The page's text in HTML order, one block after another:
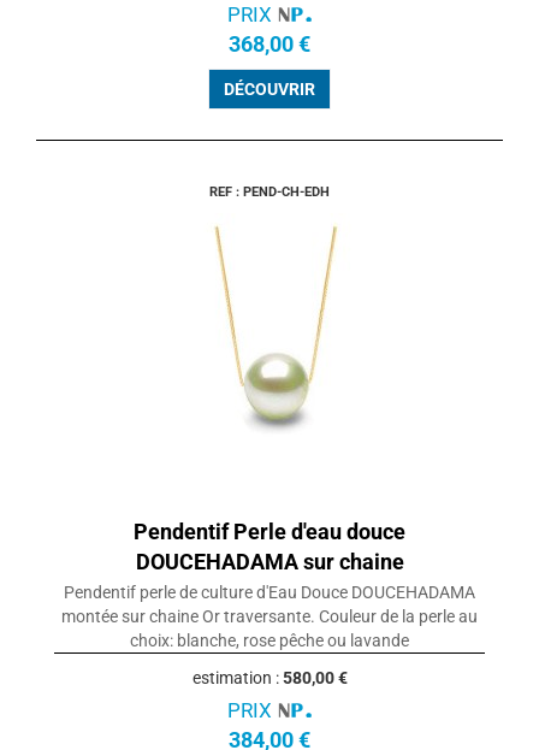
PRIX
368,00 €
DÉCOUVRIR
REF : PEND-CH-EDH
Pendentif Perle d'eau douce
DOUCEHADAMA sur chaine
Pendentif perle de culture d'Eau Douce DOUCEHADAMA
montée sur chaine Or traversante. Couleur de la perle au
choix: blanche, rose pêche ou lavande
estimation :580,00 €
PRIX
384,00 €